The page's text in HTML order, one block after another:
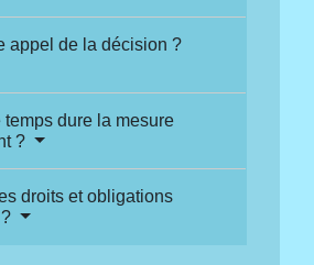
appel de la décision ?
dure la mesure
?
droits et obligations